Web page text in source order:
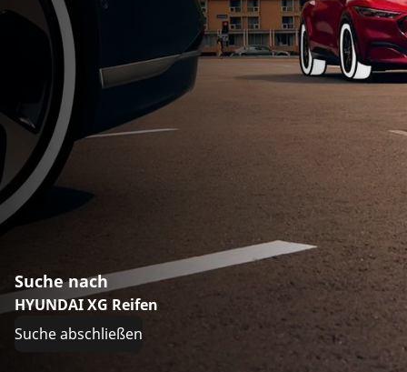
Suche nach
HYUNDAI XG Reifen
Suche abschließen